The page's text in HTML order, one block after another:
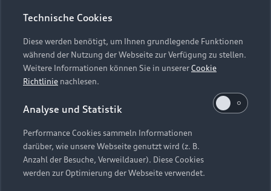
Online-Terminvereinbarung
Servicekontakt
Vertrag widerrufen
Investor Relations
Presse & Media Center
Datenschutz
Audi erleben
Newsletter
Impressum Rechtliches
Hinweisgebersystem
Datenschutzinformation
Cookie-Einstellungen
Cookie-Richtlinie
Barrierefreiheit
Hinweis: Die aktuelle Darstellung und Anordnung der
Embleme am Fahrzeug bei allen Abbildungen auf dieser
Webseite kann abweichen.
Technische Cookies
Diese werden benötigt, um Ihnen grundlegende Funktionen
während der Nutzung der Webseite zur Verfügung zu stellen.
Weitere Informationen können Sie in unsererCookie
Richtlinie nachlesen.
Analyse und Statistik
Performance Cookies sammeln Informationen
darüber, wie unsere Webseite genutzt wird (z. B.
Anzahl der Besuche, Verweildauer). Diese Cookies
werden zur Optimierung der Webseite verwendet.